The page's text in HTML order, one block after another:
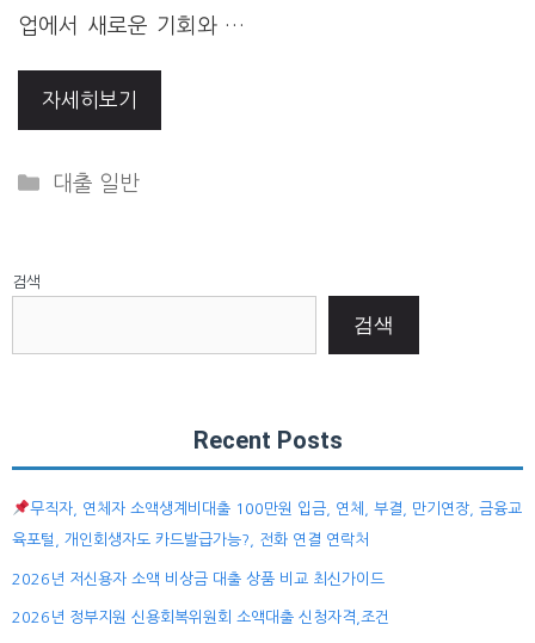
업에서 새로운 기회와 …
자세히보기
Categories
대출 일반
검색
검색
Recent Posts
무직자, 연체자 소액생계비대출 100만원 입금, 연체, 부결, 만기연장, 금융교
육포털, 개인회생자도 카드발급가능?, 전화 연결 연락처
2026년 저신용자 소액 비상금 대출 상품 비교 최신가이드
2026년 정부지원 신용회복위원회 소액대출 신청자격,조건